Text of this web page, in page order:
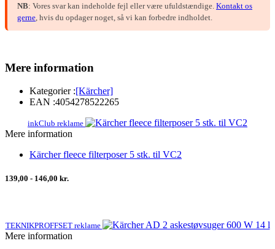
NB: Vores svar kan indeholde fejl eller være ufuldstændige. Kontakt os
gerne , hvis du opdager noget, så vi kan forbedre indholdet.
Mere information
Kategorier :[Kärcher]
EAN :4054278522265
inkClub reklame
Mere information
Kärcher fleece filterposer 5 stk. til VC2
139,00 - 146,00 kr.
TEKNIKPROFFSET reklame
Mere information